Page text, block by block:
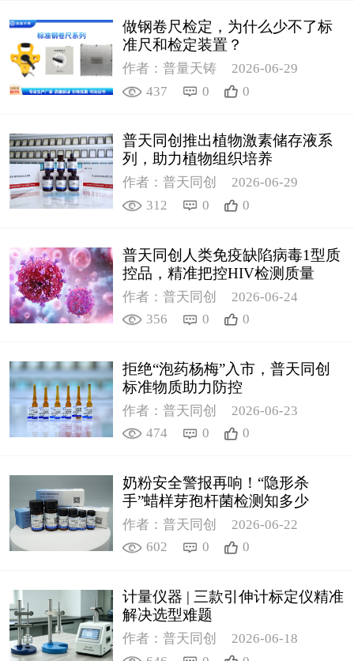
做钢卷尺检定，为什么少不了标
准尺和检定装置？
作者：普量天铸
2026-06-29
437
0 0
普天同创推出植物激素储存液系
列，助力植物组织培养
作者：普天同创
2026-06-29
312
0 0
普天同创人类免疫缺陷病毒1型质
控品，精准把控HIV检测质量
作者：普天同创
2026-06-24
356
0 0
拒绝“泡药杨梅”入市，普天同创
标准物质助力防控
作者：普天同创
2026-06-23
474
0 0
奶粉安全警报再响！“隐形杀
手”蜡样芽孢杆菌检测知多少
作者：普天同创
2026-06-22
602
0 0
计量仪器 | 三款引伸计标定仪精准
解决选型难题
作者：普天同创
2026-06-18